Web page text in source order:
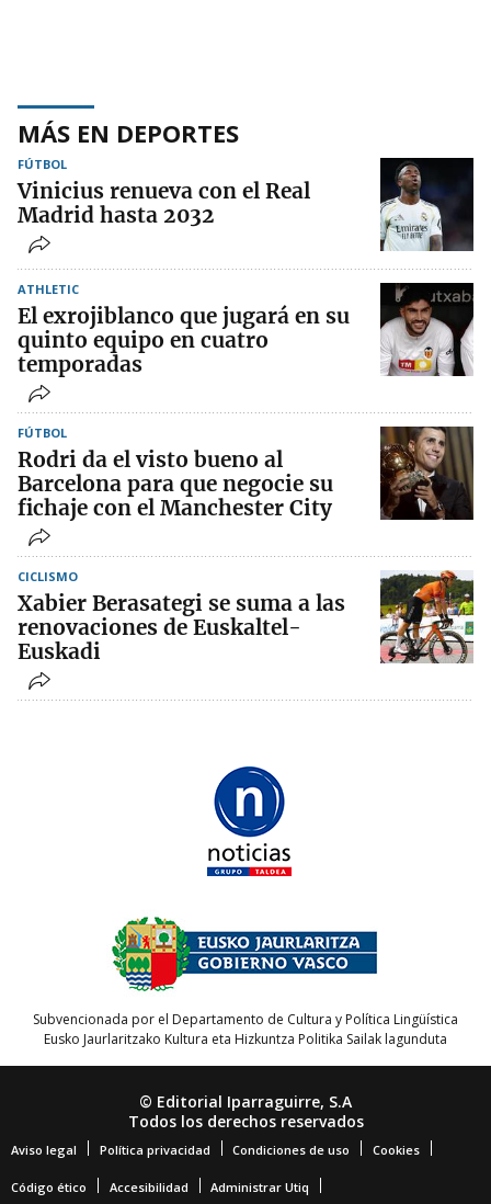
MÁS EN DEPORTES
FÚTBOL
Vinicius renueva con el Real
Madrid hasta 2032
ATHLETIC
El exrojiblanco que jugará en su
quinto equipo en cuatro
temporadas
FÚTBOL
Rodri da el visto bueno al
Barcelona para que negocie su
fichaje con el Manchester City
CICLISMO
Xabier Berasategi se suma a las
renovaciones de Euskaltel-
Euskadi
Subvencionada por el Departamento de Cultura y Política Lingüística
Eusko Jaurlaritzako Kultura eta Hizkuntza Politika Sailak lagunduta
© Editorial Iparraguirre, S.A
Todos los derechos reservados
Aviso legal Política privacidad Condiciones de uso Cookies
Código ético Accesibilidad Administrar Utiq